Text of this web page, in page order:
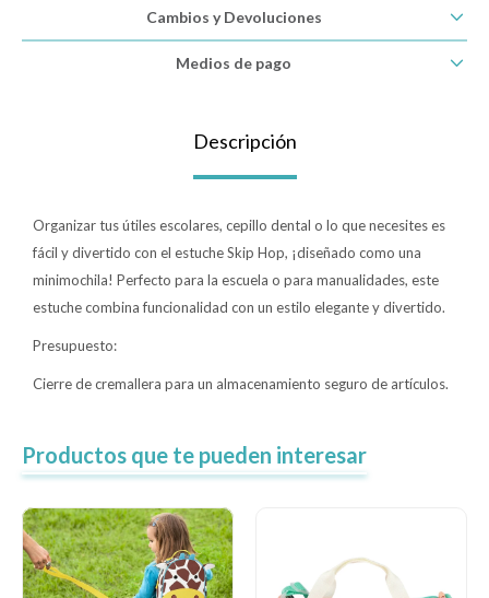
Cambios y Devoluciones
Medios de pago
Descripción
Organizar tus útiles escolares, cepillo dental o lo que necesites es
fácil y divertido con el estuche Skip Hop, ¡diseñado como una
minimochila! Perfecto para la escuela o para manualidades, este
estuche combina funcionalidad con un estilo elegante y divertido.
Presupuesto:
Cierre de cremallera para un almacenamiento seguro de artículos.
Productos que te pueden interesar
Bolsos y mochilas maternales
Gift cards
Nuevos
Local MVD Kids